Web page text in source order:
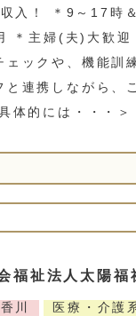
入！ ＊9～17時
＊主婦(夫)大歓迎
ックや、機能訓
連携しながら、
体的には・・・
祉法人太陽福
香川 医療・介護